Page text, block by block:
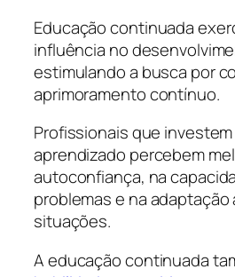
Educação continuada
influência no
estimulando a busca por
aprimoramento contínuo.
Profissionais que
aprendizado percebem
autoconfiança, na
problemas e na adaptação
situações.
A educação continuada